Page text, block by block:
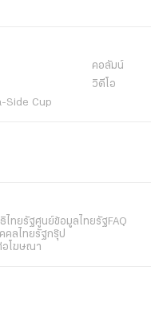
คอลัมน์
วิดีโอ
Side Cup
ไทยรัฐศูนย์ข้อมูลไทยรัฐFAQ
คลไทยรัฐกรุ๊ป
อโฆษณา